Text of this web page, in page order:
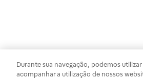
Durante sua navegação, podemos
acompanhar a utilização de nossos